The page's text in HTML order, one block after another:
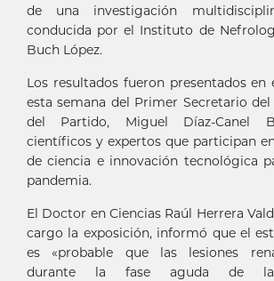
de una investigación
conducida por el Instituto de
Buch López.
Los resultados fueron presentados en
esta semana del Primer Secretario
del Partido, Miguel Díaz-Canel
científicos y expertos que participan
de ciencia e innovación tecnológica
pandemia.
El Doctor en Ciencias Raúl Herrera
cargo la exposición, informó que el
es «probable que las lesiones
durante la fase aguda de la